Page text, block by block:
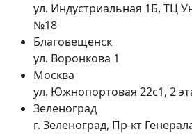
ул. Индустриальная 1Б, ТЦ
№18
Благовещенск
ул. Воронкова 1
Москва
ул. Южнопортовая 22с1, 2
Зеленоград
г. Зеленоград, Пр-кт